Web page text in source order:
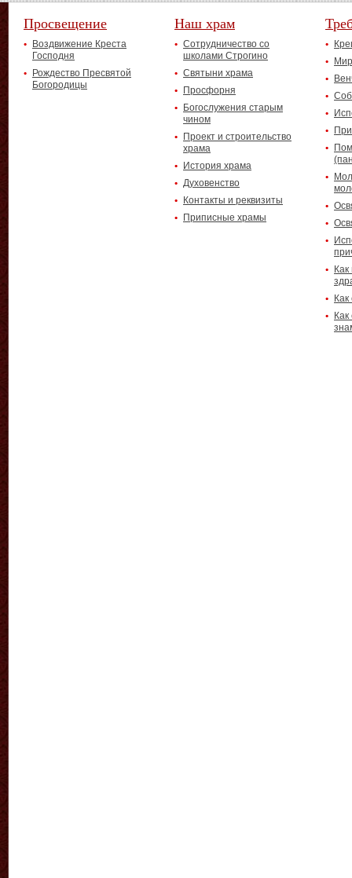
Просвещение
Воздвижение Креста
Господня
Рождество Пресвятой
Богородицы
Наш храм
Сотрудничество со
школами Строгино
Святыни храма
Просфорня
Богослужения старым
чином
Проект и строительство
храма
История храма
Духовенство
Контакты и реквизиты
Приписные храмы
Как